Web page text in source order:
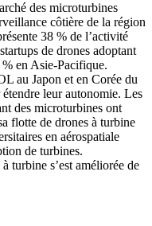
des microturbines
côtière de la région
38 % de l’activité
de drones adoptant
% en Asie-Pacifique.
au Japon et en Corée du
leur autonomie. Les
des microturbines ont
flotte de drones à turbine
en aérospatiale
de turbines.
turbine s’est améliorée de